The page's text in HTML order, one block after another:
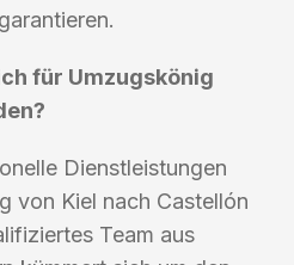
für Umzugskönig
Dienstleistungen
von Kiel nach Castellón
Team aus